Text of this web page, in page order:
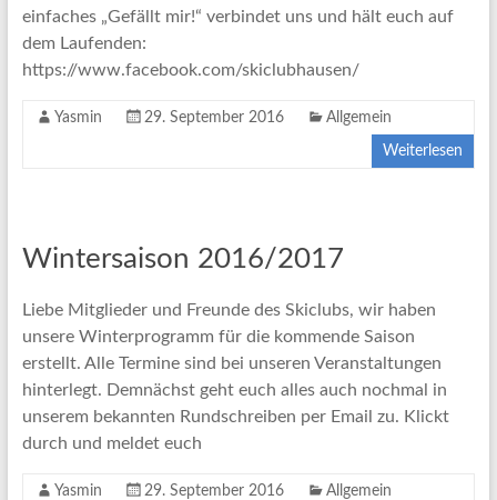
einfaches „Gefällt mir!“ verbindet uns und hält euch auf
dem Laufenden:
https://www.facebook.com/skiclubhausen/
Yasmin 29. September 2016 Allgemein
Weiterlesen
Wintersaison 2016/2017
Liebe Mitglieder und Freunde des Skiclubs, wir haben
unsere Winterprogramm für die kommende Saison
erstellt. Alle Termine sind bei unseren Veranstaltungen
hinterlegt. Demnächst geht euch alles auch nochmal in
unserem bekannten Rundschreiben per Email zu. Klickt
durch und meldet euch
Yasmin 29. September 2016 Allgemein